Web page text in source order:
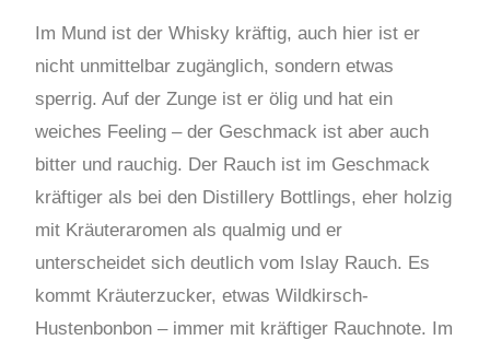
Im Mund ist der Whisky kräftig, auch hier ist er
nicht unmittelbar zugänglich, sondern etwas
sperrig. Auf der Zunge ist er ölig und hat ein
weiches Feeling – der Geschmack ist aber auch
bitter und rauchig. Der Rauch ist im Geschmack
kräftiger als bei den Distillery Bottlings, eher holzig
mit Kräuteraromen als qualmig und er
unterscheidet sich deutlich vom Islay Rauch. Es
kommt Kräuterzucker, etwas Wildkirsch-
Hustenbonbon – immer mit kräftiger Rauchnote. Im